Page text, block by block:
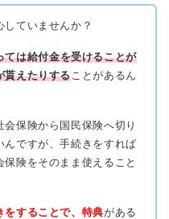
ていませんか？
ては給付金を受けることが
貰えたりする ことがあるん
保険から国民保険へ切り
んですが、手続きをすれば
険をそのまま使えること
をすることで、特典がある